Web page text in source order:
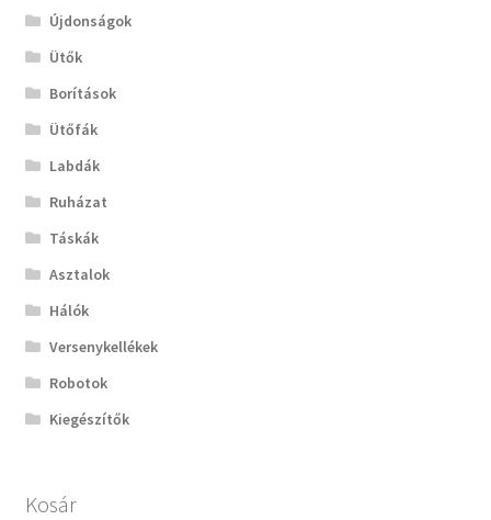
Újdonságok
Ütők
Borítások
Ütőfák
Labdák
Ruházat
Táskák
Asztalok
Hálók
Versenykellékek
Robotok
Kiegészítők
Kosár